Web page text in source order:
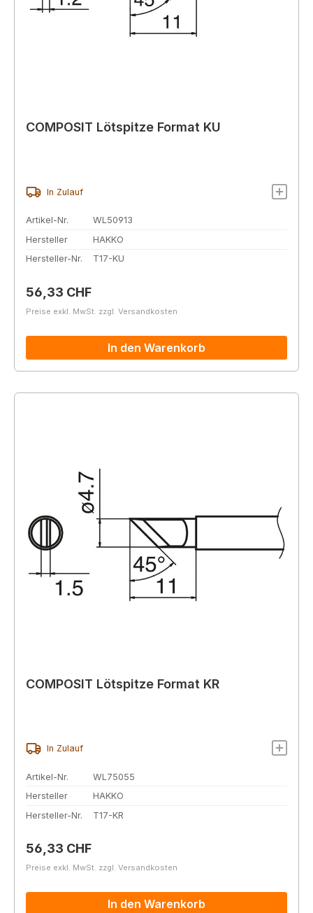
COMPOSIT Lötspitze Format KU
In Zulauf
Artikel-Nr.
WL50913
Hersteller
HAKKO
Hersteller-Nr.
T17-KU
Regulärer Preis:
56,33 CHF
Preise exkl. MwSt. zzgl. Versandkosten
In den Warenkorb
COMPOSIT Lötspitze Format KR
In Zulauf
Artikel-Nr.
WL75055
Hersteller
HAKKO
Hersteller-Nr.
T17-KR
Regulärer Preis:
56,33 CHF
Preise exkl. MwSt. zzgl. Versandkosten
In den Warenkorb